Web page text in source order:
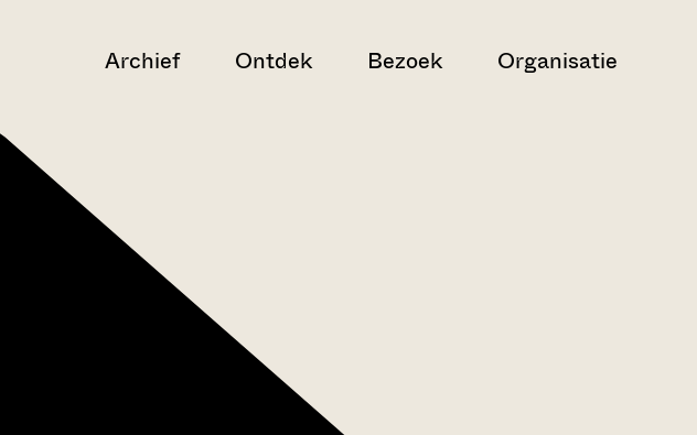
Archief Ontdek Bezoek Organisatie